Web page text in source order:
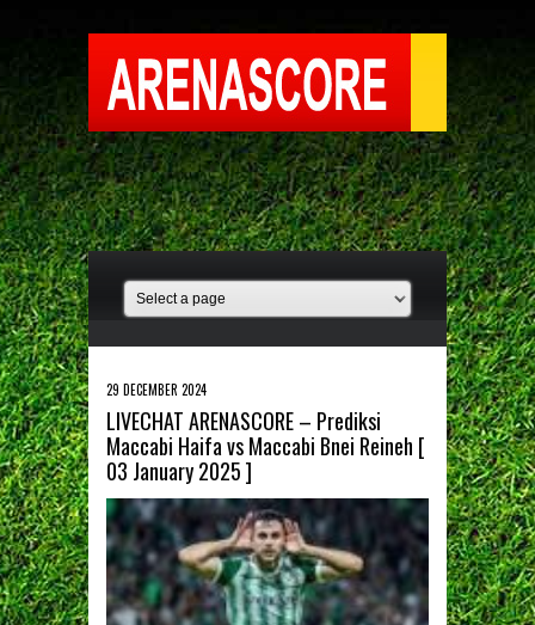
29 DECEMBER 2024
LIVECHAT ARENASCORE – Prediksi
Maccabi Haifa vs Maccabi Bnei Reineh [
03 January 2025 ]